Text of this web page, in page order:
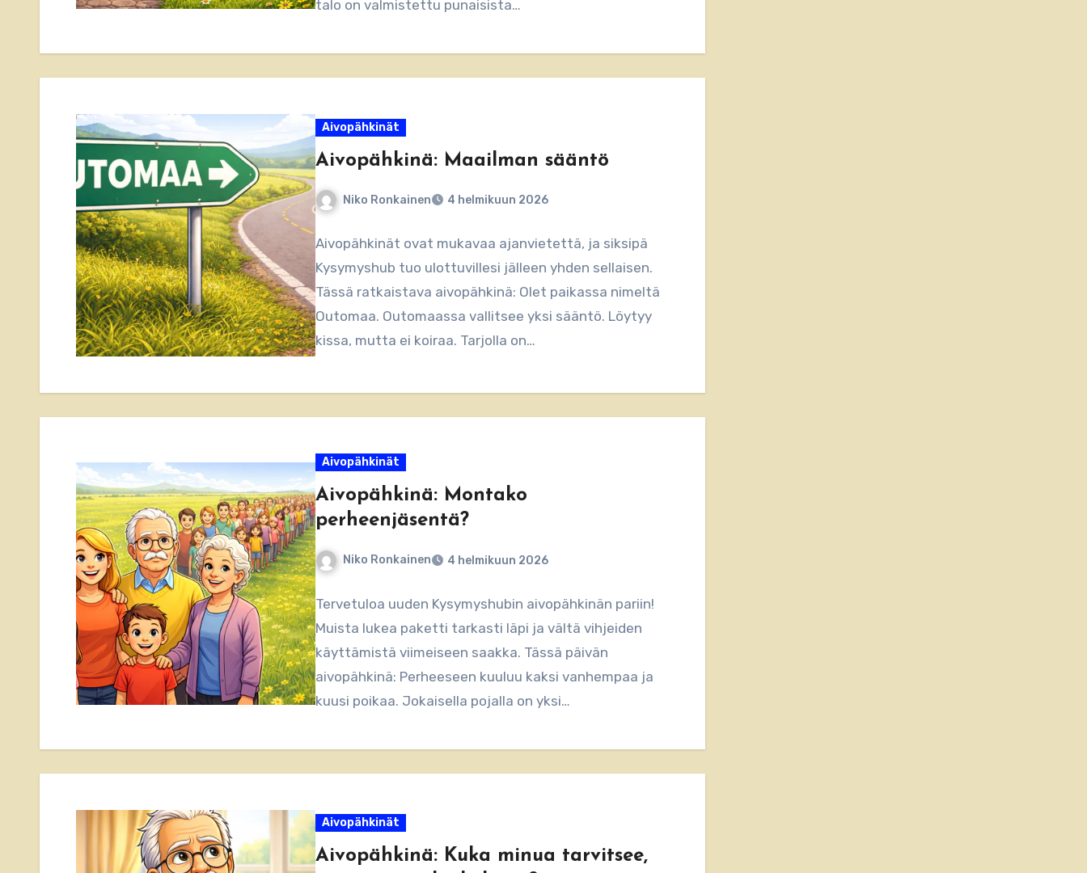
talo on valmistettu punaisista…
Aivopähkinät
Aivopähkinä: Maailman sääntö
Niko Ronkainen 4 helmikuun 2026
Aivopähkinät ovat mukavaa ajanvietettä, ja siksipä
Kysymyshub tuo ulottuvillesi jälleen yhden sellaisen.
Tässä ratkaistava aivopähkinä: Olet paikassa nimeltä
Outomaa. Outomaassa vallitsee yksi sääntö. Löytyy
kissa, mutta ei koiraa. Tarjolla on…
Aivopähkinät
Aivopähkinä: Montako
perheenjäsentä?
Niko Ronkainen 4 helmikuun 2026
Tervetuloa uuden Kysymyshubin aivopähkinän pariin!
Muista lukea paketti tarkasti läpi ja vältä vihjeiden
käyttämistä viimeiseen saakka. Tässä päivän
aivopähkinä: Perheeseen kuuluu kaksi vanhempaa ja
kuusi poikaa. Jokaisella pojalla on yksi…
Aivopähkinät
Aivopähkinä: Kuka minua tarvitsee,